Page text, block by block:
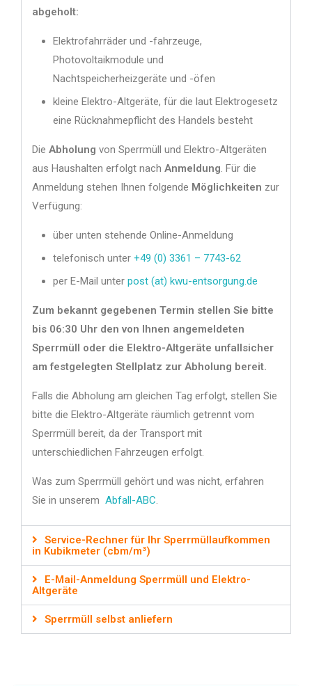
abgeholt:
Elektrofahrräder und -fahrzeuge,
Photovoltaikmodule und
Nachtspeicherheizgeräte und -öfen
kleine Elektro-Altgeräte, für die laut Elektrogesetz
eine Rücknahmepflicht des Handels besteht
Die Abholung von Sperrmüll und Elektro-Altgeräten
aus Haushalten erfolgt nach Anmeldung. Für die
Anmeldung stehen Ihnen folgende Möglichkeiten zur
Verfügung:
über unten stehende Online-Anmeldung
telefonisch unter +49 (0) 3361 – 7743-62
per E-Mail unter post (at) kwu-entsorgung.de
Zum bekannt gegebenen Termin stellen Sie bitte
bis 06:30 Uhr den von Ihnen angemeldeten
Sperrmüll oder die Elektro-Altgeräte unfallsicher
am festgelegten Stellplatz zur Abholung bereit.
Falls die Abholung am gleichen Tag erfolgt, stellen Sie
bitte die Elektro-Altgeräte räumlich getrennt vom
Sperrmüll bereit, da der Transport mit
unterschiedlichen Fahrzeugen erfolgt.
Was zum Sperrmüll gehört und was nicht, erfahren
Sie in unserem Abfall-ABC.
Service-Rechner für Ihr Sperrmüllaufkommen
in Kubikmeter (cbm/m³)
E-Mail-Anmeldung Sperrmüll und Elektro-
Altgeräte
Sperrmüll selbst anliefern